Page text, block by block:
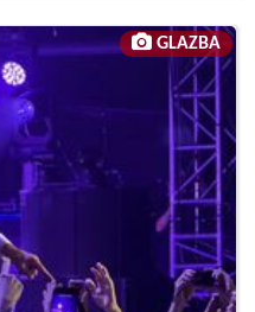
GLAZBA